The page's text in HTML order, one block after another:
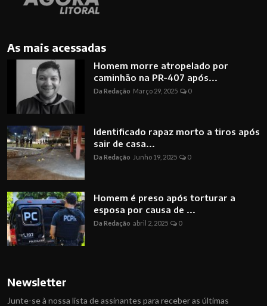
As mais acessadas
Homem morre atropelado por
caminhão na PR-407 após...
Da Redação Março 29, 2025 0
Identificado rapaz morto a tiros após
sair de casa...
Da Redação Junho 19, 2025 0
Homem é preso após torturar a
esposa por causa de ...
Da Redação abril 2, 2025 0
Newsletter
Junte-se à nossa lista de assinantes para receber as últimas